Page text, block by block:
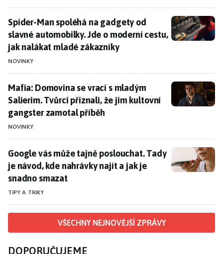
Spider-Man spoléhá na gadgety od slavné
Spider-Man spoléhá na gadgety od
slavné automobilky. Jde o moderní cestu,
jak nalákat mladé zákazníky
NOVINKY
Mafia: Domovina se vrací s mladým Salierim.
Mafia: Domovina se vrací s mladým
Salierim. Tvůrci přiznali, že jim kultovní
gangster zamotal příběh
NOVINKY
Google vás může tajně poslouchat. Tady je návod,
Google vás může tajně poslouchat. Tady
je návod, kde nahrávky najít a jak je
snadno smazat
TIPY A TRIKY
VŠECHNY NEJNOVĚJŠÍ ZPRÁVY
DOPORUČUJEME